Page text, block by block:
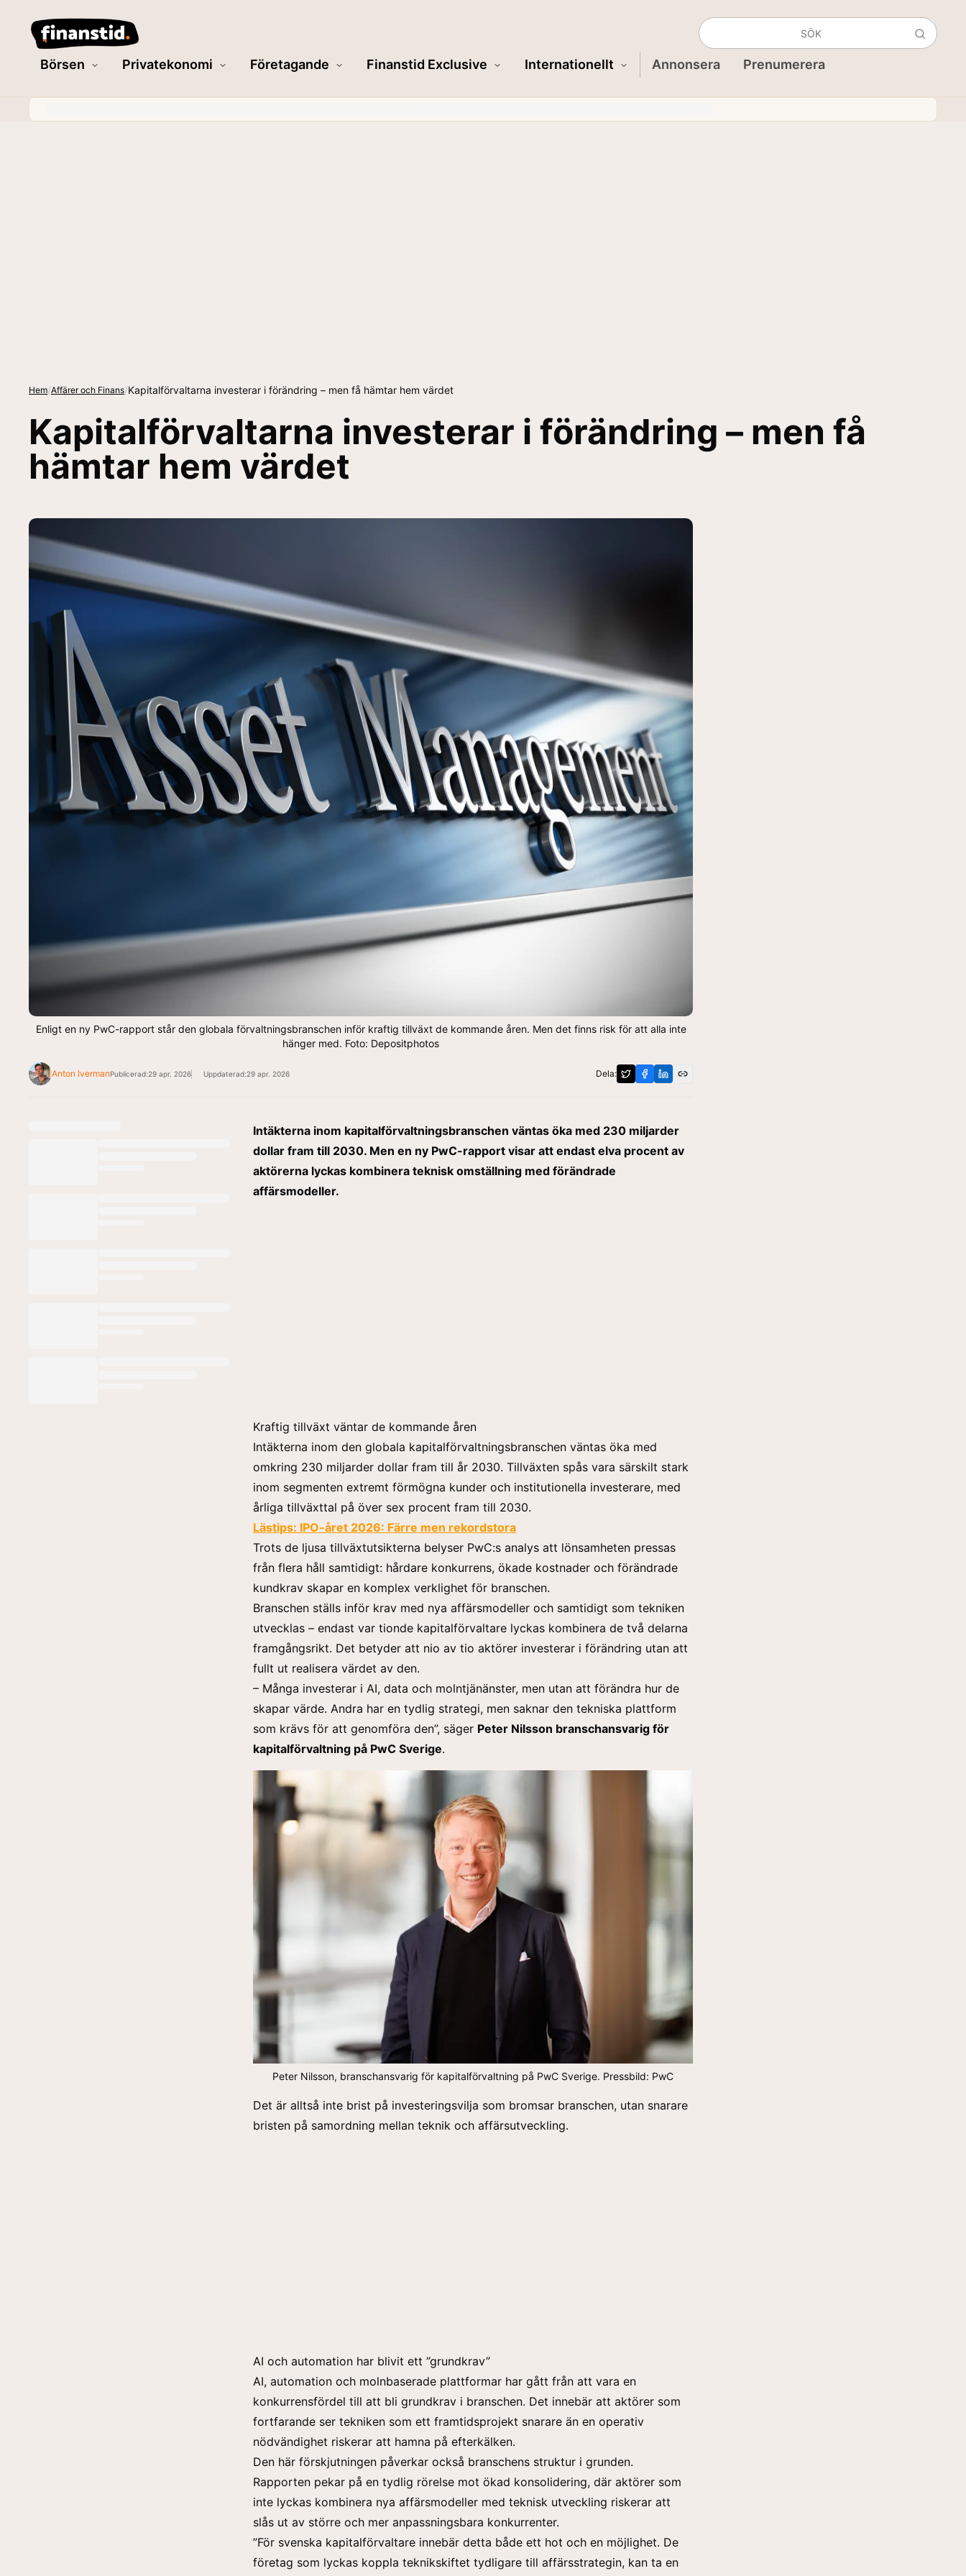
Börsen Privatekonomi Företagande Finanstid Exclusive Internationellt Annonsera Prenumerera
Hem/Affärer och Finans/Kapitalförvaltarna investerar i förändring – men få hämtar hem värdet
Kapitalförvaltarna investerar i förändring – men få
hämtar hem värdet
Enligt en ny PwC-rapport står den globala förvaltningsbranschen inför kraftig tillväxt de kommande åren. Men det finns risk för att alla inte
hänger med. Foto: Depositphotos
Anton IvermanPublicerad:29 apr. 2026 Uppdaterad:29 apr. 2026 Dela:
Intäkterna inom kapitalförvaltningsbranschen väntas öka med 230 miljarder
dollar fram till 2030. Men en ny PwC-rapport visar att endast elva procent av
aktörerna lyckas kombinera teknisk omställning med förändrade
affärsmodeller.
Kraftig tillväxt väntar de kommande åren
Intäkterna inom den globala kapitalförvaltningsbranschen väntas öka med
omkring 230 miljarder dollar fram till år 2030. Tillväxten spås vara särskilt stark
inom segmenten extremt förmögna kunder och institutionella investerare, med
årliga tillväxttal på över sex procent fram till 2030.
Lästips: IPO-året 2026: Färre men rekordstora
Trots de ljusa tillväxtutsikterna belyser PwC:s analys att lönsamheten pressas
från flera håll samtidigt: hårdare konkurrens, ökade kostnader och förändrade
kundkrav skapar en komplex verklighet för branschen.
Branschen ställs inför krav med nya affärsmodeller och samtidigt som tekniken
utvecklas – endast var tionde kapitalförvaltare lyckas kombinera de två delarna
framgångsrikt. Det betyder att nio av tio aktörer investerar i förändring utan att
fullt ut realisera värdet av den.
– Många investerar i AI, data och molntjänänster, men utan att förändra hur de
skapar värde. Andra har en tydlig strategi, men saknar den tekniska plattform
som krävs för att genomföra den”, säger Peter Nilsson branschansvarig för
kapitalförvaltning på PwC Sverige.
Peter Nilsson, branschansvarig för kapitalförvaltning på PwC Sverige. Pressbild: PwC
Det är alltså inte brist på investeringsvilja som bromsar branschen, utan snarare
bristen på samordning mellan teknik och affärsutveckling.
AI och automation har blivit ett ”grundkrav”
AI, automation och molnbaserade plattformar har gått från att vara en
konkurrensfördel till att bli grundkrav i branschen. Det innebär att aktörer som
fortfarande ser tekniken som ett framtidsprojekt snarare än en operativ
nödvändighet riskerar att hamna på efterkälken.
Den här förskjutningen påverkar också branschens struktur i grunden.
Rapporten pekar på en tydlig rörelse mot ökad konsolidering, där aktörer som
inte lyckas kombinera nya affärsmodeller med teknisk utveckling riskerar att
slås ut av större och mer anpassningsbara konkurrenter.
”För svenska kapitalförvaltare innebär detta både ett hot och en möjlighet. De
företag som lyckas koppla teknikskiftet tydligare till affärsstrategin, kan ta en